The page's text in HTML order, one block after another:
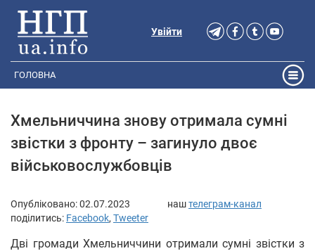
Увійти
ГОЛОВНА
Хмельниччина знову отримала сумні
звістки з фронту – загинуло двоє
військовослужбовців
Опубліковано:02.07.2023 наштелеграм-канал
поділитись: Facebook, Tweeter
Дві громади Хмельниччини отримали сумні звістки з